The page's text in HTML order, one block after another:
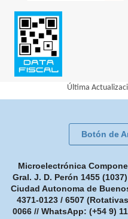
Última
Botón de
Microelectrónica
Gral. J. D. Perón 1455
Ciudad Autonoma de
4371-0123 / 6507
0066 // WhatsApp: (+54 9)